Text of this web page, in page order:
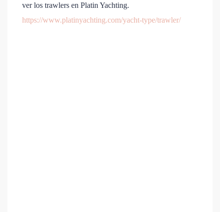
ver los trawlers en Platin Yachting.
https://www.platinyachting.com/yacht-type/trawler/